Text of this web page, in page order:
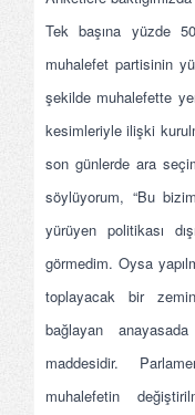
Tek başına yüzde
muhalefet partisinin
şekilde muhalefette
kesimleriyle ilişki
son günlerde ara
söylüyorum, “Bu
yürüyen politikası
görmedim. Oysa
toplayacak bir
bağlayan
maddesidir.
muhalefetin